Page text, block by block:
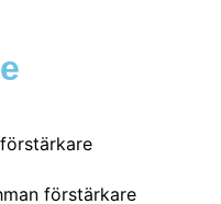
förstärkare
förstärkare